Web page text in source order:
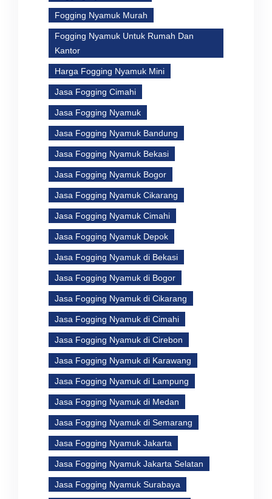
Fogging Nyamuk Murah
Fogging Nyamuk Untuk Rumah Dan
Kantor
Harga Fogging Nyamuk Mini
Jasa Fogging Cimahi
Jasa Fogging Nyamuk
Jasa Fogging Nyamuk Bandung
Jasa Fogging Nyamuk Bekasi
Jasa Fogging Nyamuk Bogor
Jasa Fogging Nyamuk Cikarang
Jasa Fogging Nyamuk Cimahi
Jasa Fogging Nyamuk Depok
Jasa Fogging Nyamuk di Bekasi
Jasa Fogging Nyamuk di Bogor
Jasa Fogging Nyamuk di Cikarang
Jasa Fogging Nyamuk di Cimahi
Jasa Fogging Nyamuk di Cirebon
Jasa Fogging Nyamuk di Karawang
Jasa Fogging Nyamuk di Lampung
Jasa Fogging Nyamuk di Medan
Jasa Fogging Nyamuk di Semarang
Jasa Fogging Nyamuk Jakarta
Jasa Fogging Nyamuk Jakarta Selatan
Jasa Fogging Nyamuk Surabaya